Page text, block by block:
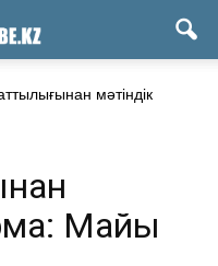
мәтіндік
Майқы